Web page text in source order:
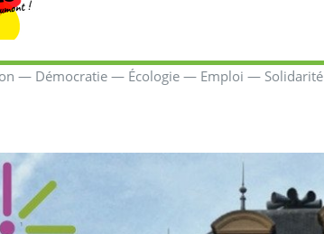
— Démocratie — Écologie — Emploi — Solidarité